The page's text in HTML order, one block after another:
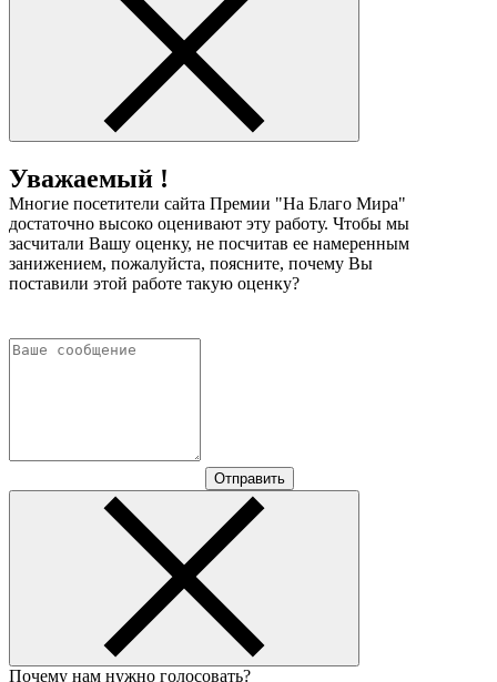
Уважаемый !
Многие посетители сайта Премии "На Благо Мира"
достаточно высоко оценивают эту работу. Чтобы мы
засчитали Вашу оценку, не посчитав ее намеренным
занижением, пожалуйста, поясните, почему Вы
поставили этой работе такую оценку?
Отправить
Почему нам нужно голосовать?